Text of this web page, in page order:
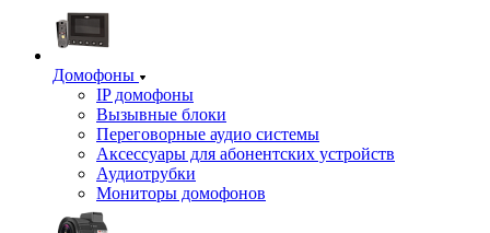
Домофоны
IP домофоны
Вызывные блоки
Переговорные аудио системы
Аксессуары для абонентских устройств
Аудиотрубки
Мониторы домофонов